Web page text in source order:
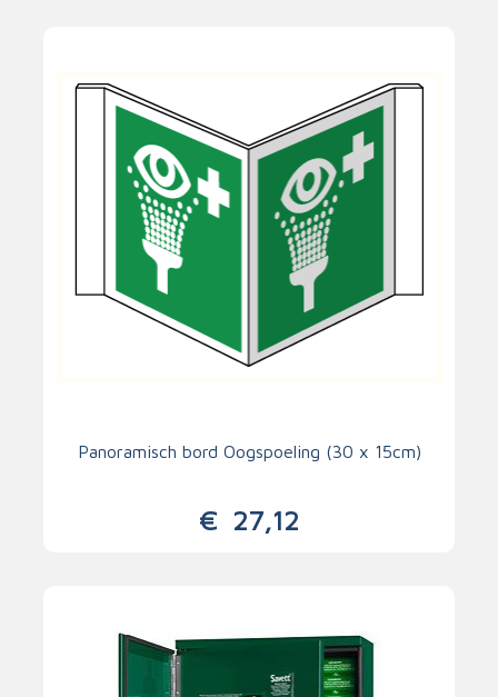
Panoramisch bord Oogspoeling (30 x 15cm)
€ 27,12